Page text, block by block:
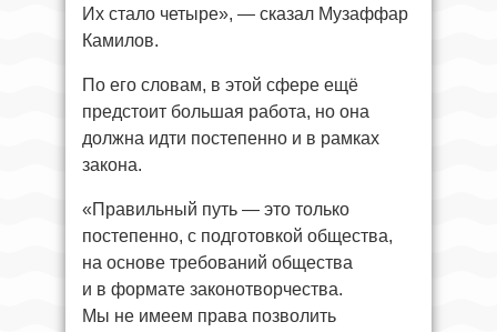
Их стало четыре», — сказал Музаффар
Камилов.
По его словам, в этой сфере ещё
предстоит большая работа, но она
должна идти постепенно и в рамках
закона.
«Правильный путь — это только
постепенно, с подготовкой общества,
на основе требований общества
и в формате законотворчества.
Мы не имеем права позволить